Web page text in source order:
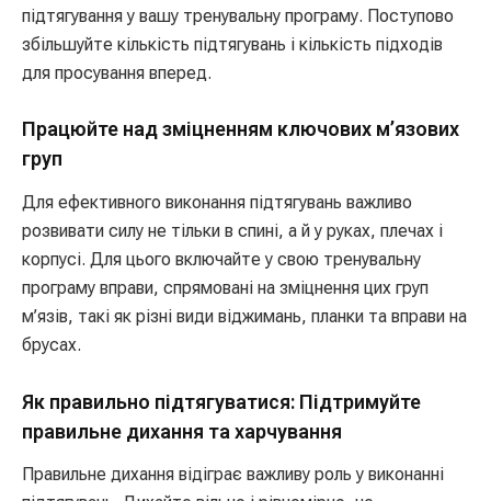
підтягування у вашу тренувальну програму. Поступово
збільшуйте кількість підтягувань і кількість підходів
для просування вперед.
Працюйте над зміцненням ключових м’язових
груп
Для ефективного виконання підтягувань важливо
розвивати силу не тільки в спині, а й у руках, плечах і
корпусі. Для цього включайте у свою тренувальну
програму вправи, спрямовані на зміцнення цих груп
м’язів, такі як різні види віджимань, планки та вправи на
брусах.
Як правильно підтягуватися: Підтримуйте
правильне дихання та харчування
Правильне дихання відіграє важливу роль у виконанні